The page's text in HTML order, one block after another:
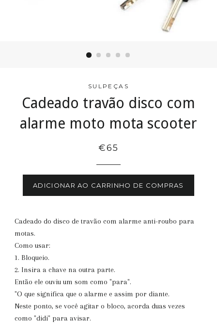
SULPEÇAS
Cadeado travão disco com
alarme moto mota scooter
€65
ADICIONAR AO CARRINHO DE COMPRAS
Cadeado do disco de travão com alarme anti-roubo para
motas.
Como usar:
1. Bloqueio.
2. Insira a chave na outra parte.
Então ele ouviu um som como "para".
"O que significa que o alarme e assim por diante.
Neste ponto, se você agitar o bloco, acorda duas vezes
como "didi" para avisar.